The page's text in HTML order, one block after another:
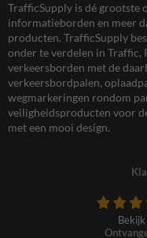
TrafficSupply is dé grootste
informatieborden en meer
producten. TrafficSupply
onder te verdelen in Traffic,
verkeersborden met de
verkeersbordpalen,
wegmarkeringen rondom
veiligheidsproducten voor
met een mooi design.
Bekijk